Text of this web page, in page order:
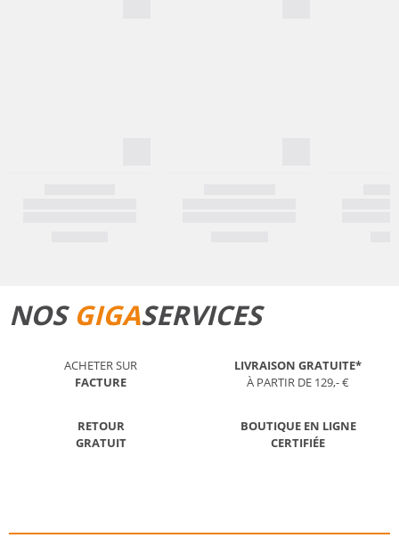
NOS GIGASERVICES
ACHETER SUR
FACTURE
LIVRAISON GRATUITE*
À PARTIR DE 129,- €
RETOUR
GRATUIT
BOUTIQUE EN LIGNE
CERTIFIÉE